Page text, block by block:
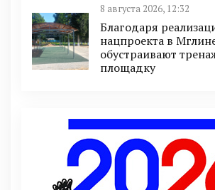
8 августа 2026, 12:32
Благодаря
нацпроекта в
обустраивают
площадку